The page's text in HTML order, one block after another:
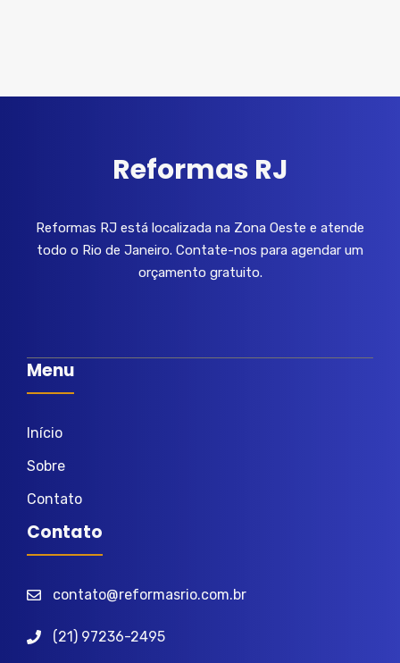
Reformas RJ
Reformas RJ está localizada na Zona Oeste e atende
todo o Rio de Janeiro. Contate-nos para agendar um
orçamento gratuito.
Menu
Início
Sobre
Contato
Contato
contato@reformasrio.com.br
(21) 97236-2495